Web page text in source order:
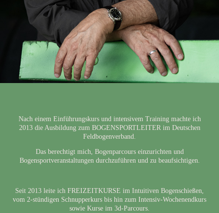
Nach einem Einführungskurs und intensivem Training machte ich
2013 die Ausbildung zum BOGENSPORTLEITER im Deutschen
Feldbogenverband.
Das berechtigt mich, Bogenparcours einzurichten und
Bogensportveranstaltungen durchzuführen und zu beaufsichtigen.
Seit 2013 leite ich FREIZEITKURSE im Intuitiven Bogenschießen,
vom 2-stündigen Schnupperkurs bis hin zum Intensiv-Wochenendkurs
sowie Kurse im 3d-Parcours.